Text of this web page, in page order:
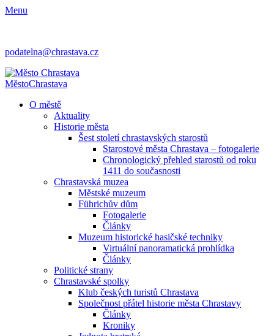
Menu
podatelna@chrastava.cz
MěstoChrastava
O městě
Aktuality
Historie města
Šest století chrastavských starostů
Starostové města Chrastava – fotogalerie
Chronologický přehled starostů od roku
1411 do současnosti
Chrastavská muzea
Městské muzeum
Führichův dům
Fotogalerie
Články
Muzeum historické hasičské techniky
Virtuální panoramatická prohlídka
Články
Politické strany
Chrastavské spolky
Klub českých turistů Chrastava
Společnost přátel historie města Chrastavy
Články
Kroniky